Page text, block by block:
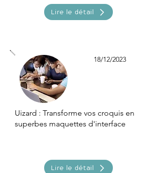
Lire le détail
18/12/2023
Uizard : Transforme vos croquis en
superbes maquettes d'interface
Lire le détail